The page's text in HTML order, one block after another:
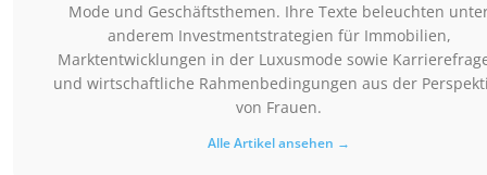
Mode und Geschäftsthemen. Ihre Texte beleuchten
anderem Investmentstrategien für Immobilien,
Marktentwicklungen in der Luxusmode sowie
und wirtschaftliche Rahmenbedingungen aus der
von Frauen.
Alle Artikel ansehen →